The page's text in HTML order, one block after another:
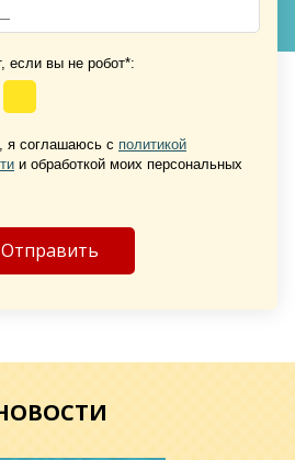
Хочу такую
если вы не робот*:
я соглашаюсь с политикой
и обработкой моих персональных